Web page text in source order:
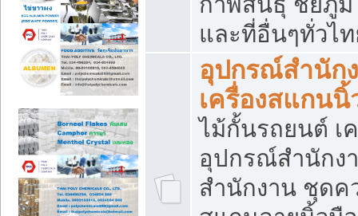
และที่อื่นๆทั่วไ
อุปกรณ์สำนัก
เครื่องสแกนนิ้
ไม้กั้นรถยนต์ เ
อุปกรณ์สำนักง
สำนักงาน ชุดค